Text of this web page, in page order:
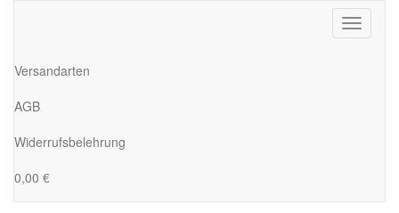
Toggle
Versandarten
AGB
Widerrufsbelehrung
0,00 €